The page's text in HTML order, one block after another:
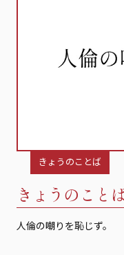
きょうのことば
きょうのこと
人倫の嘲りを恥じず。